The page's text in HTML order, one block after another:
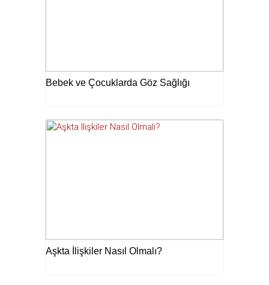
Bebek ve Çocuklarda Göz Sağlığı
Aşkta İlişkiler Nasıl Olmalı?